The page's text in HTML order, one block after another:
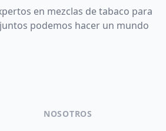
en mezclas de tabaco para
podemos hacer un mundo
NOSOTROS